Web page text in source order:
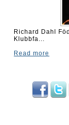
Richard Dahl
Klubbfa...
Read more